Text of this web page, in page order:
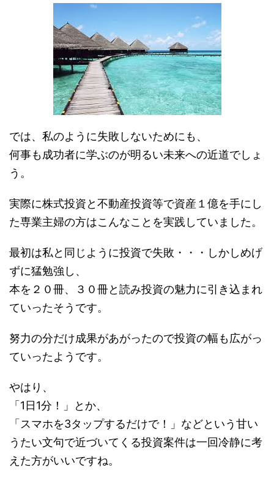
では、私のように失敗しないためにも、
何事も成功者に学ぶのが明るい未来への近道でしょ
う。
実際に株式投資と不動産投資等で資産１億を手にし
た専業主婦の方はこんなことを実践していました。
最初は私と同じように投資で失敗・・・しかしめげ
ずに猛勉強し、
本を２０冊、３０冊と読み投資の魅力に引き込まれ
ていったそうです。
努力の分だけ成果があがったので投資の幅も広がっ
ていったようです。
やはり、
「1日1分！」とか、
「スマホを3タップするだけで！」などという甘い
うたい文句で近づいてくる投資案件は一回冷静に考
えた方がいいですね。